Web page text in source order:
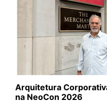
Arquitetura
na NeoCon 2026